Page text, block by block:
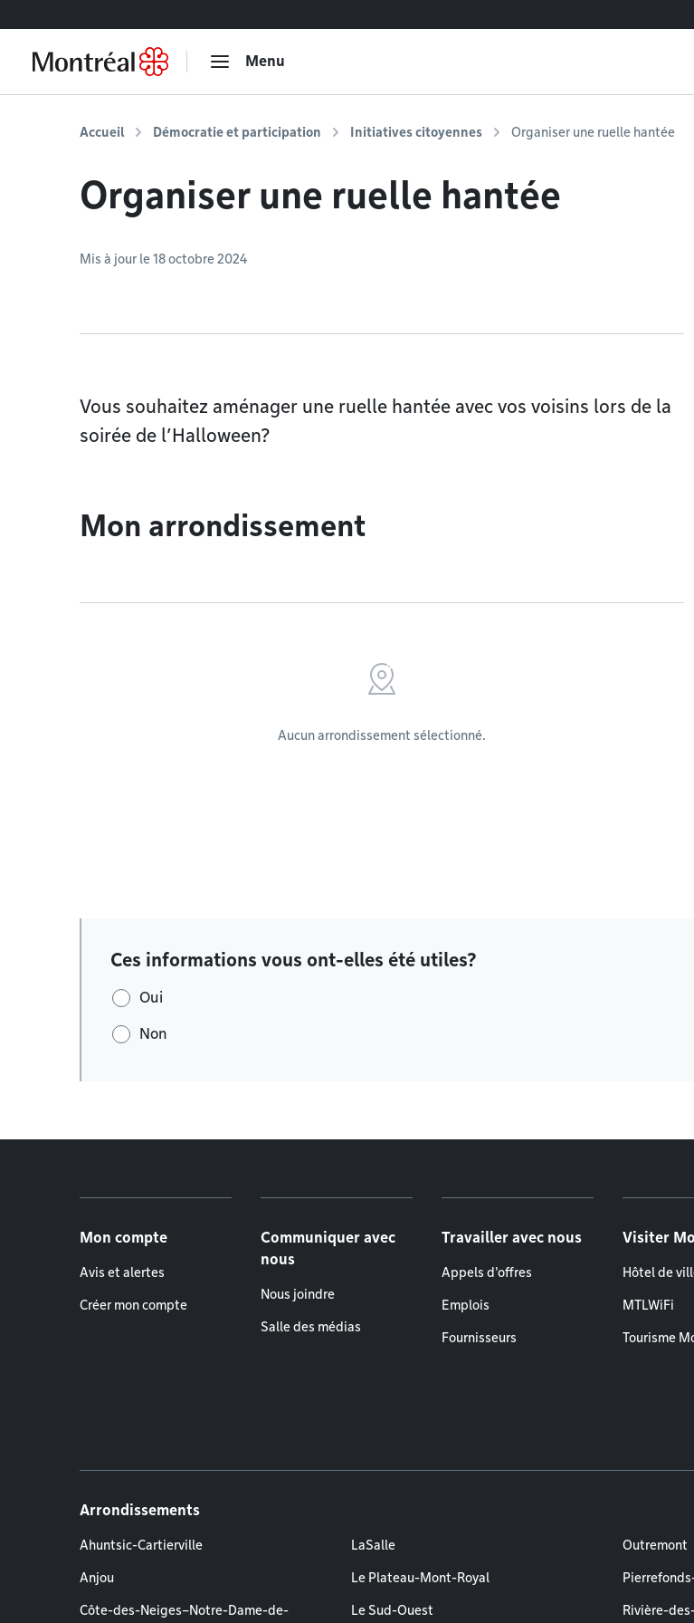
Menu
Accueil Démocratie et participation Initiatives citoyennes Organiser une ruelle hantée
Organiser une ruelle hantée
Mis à jour le 18 octobre 2024
Vous souhaitez aménager une ruelle hantée avec vos voisins lors de la
soirée de l’Halloween?
Mon arrondissement
Aucun arrondissement sélectionné.
Ces informations vous ont-elles été utiles?
Oui
Non
Mon compte
Avis et alertes
Créer mon compte
Communiquer avec
nous
Nous joindre
Salle des médias
Travailler avec nous
Appels d'offres
Emplois
Fournisseurs
Visiter
Hôtel de
MTLWiFi
Tourisme
Arrondissements
Ahuntsic-Cartierville
Anjou
Côte-des-Neiges–Notre-Dame-de-
LaSalle
Le Plateau-Mont-Royal
Le Sud-Ouest
Outremont
Rivière-